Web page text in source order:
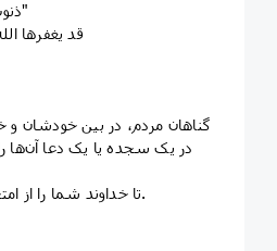
‏قد يغفرها
گناهان مردم، در بین خودشان
در یک سجده یا یک دعا آن‌ها
تا خداوند شما را از امتحانات و گرفتاری‌ها برهاند.